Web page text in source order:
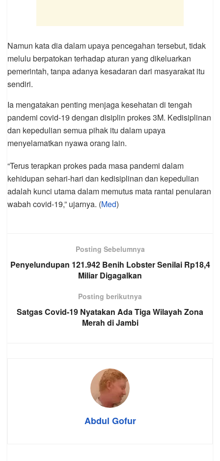
Namun kata dia dalam upaya pencegahan tersebut, tidak
melulu berpatokan terhadap aturan yang dikeluarkan
pemerintah, tanpa adanya kesadaran dari masyarakat itu
sendiri.
Ia mengatakan penting menjaga kesehatan di tengah
pandemi covid-19 dengan disiplin prokes 3M. Kedisiplinan
dan kepedulian semua pihak itu dalam upaya
menyelamatkan nyawa orang lain.
“Terus terapkan prokes pada masa pandemi dalam
kehidupan sehari-hari dan kedisiplinan dan kepedulian
adalah kunci utama dalam memutus mata rantai penularan
wabah covid-19,” ujarnya. (Med)
Posting Sebelumnya
Penyelundupan 121.942 Benih Lobster Senilai Rp18,4
Miliar Digagalkan
Posting berikutnya
Satgas Covid-19 Nyatakan Ada Tiga Wilayah Zona
Merah di Jambi
Abdul Gofur